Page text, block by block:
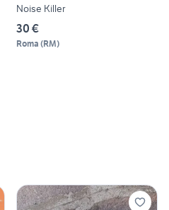
Noise Killer
30 €
Roma (RM)